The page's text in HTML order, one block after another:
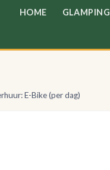
HOME GLAMPING
E-Bike (per dag)